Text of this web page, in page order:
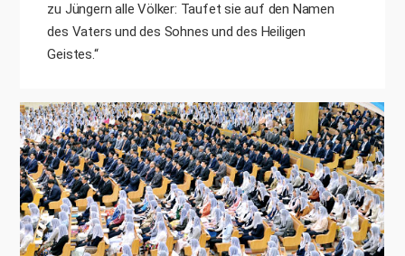
zu Jüngern alle Völker: Taufet sie auf den Namen
des Vaters und des Sohnes und des Heiligen
Geistes.“